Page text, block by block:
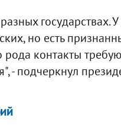
государствах.
но есть
рода контакты
- подчеркнул